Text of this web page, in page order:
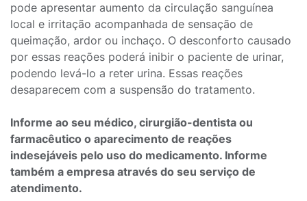
pode apresentar aumento da circulação sanguínea
local e irritação acompanhada de sensação de
queimação, ardor ou inchaço. O desconforto causado
por essas reações poderá inibir o paciente de urinar,
podendo levá-lo a reter urina. Essas reações
desaparecem com a suspensão do tratamento.
Informe ao seu médico, cirurgião-dentista ou
farmacêutico o aparecimento de reações
indesejáveis pelo uso do medicamento. Informe
também a empresa através do seu serviço de
atendimento.